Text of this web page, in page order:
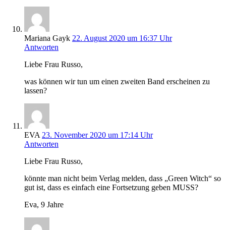
Mariana Gayk 22. August 2020 um 16:37 Uhr
Antworten
Liebe Frau Russo,
was können wir tun um einen zweiten Band erscheinen zu
lassen?
EVA 23. November 2020 um 17:14 Uhr
Antworten
Liebe Frau Russo,
könnte man nicht beim Verlag melden, dass „Green Witch“ so
gut ist, dass es einfach eine Fortsetzung geben MUSS?
Eva, 9 Jahre